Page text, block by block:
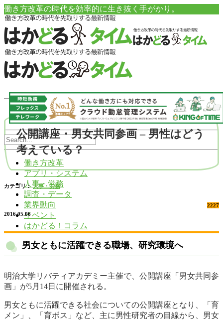
働き方改革の時代を効率的に生き抜く手がかり。
働き方改革
アプリ・システム
人事・労務
調査・データ
業界動向
イベント
はかどる！コラム
公開講座・男女共同参画 – 男性はどう
考えている？
カテゴリ： 人事・労務
2227
2016.05.06
男女ともに活躍できる職場、研究環境へ
明治大学リバティアカデミー主催で、公開講座「男女共同参
画」が5月14日に開催される。
男女ともに活躍できる社会についての公開講座となり、「育
メン」、「育ボス」など、主に男性研究者の目線から、男女